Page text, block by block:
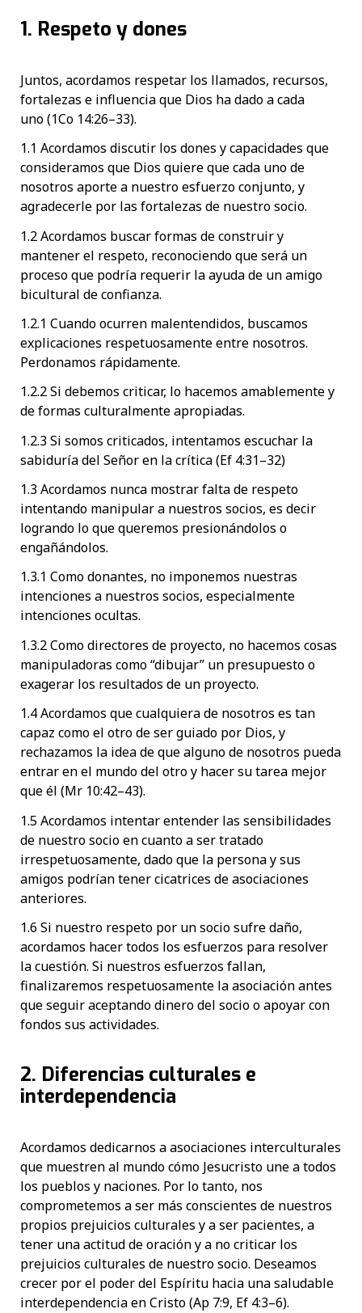
1. Respeto y dones
Juntos, acordamos respetar los llamados, recursos,
fortalezas e influencia que Dios ha dado a cada
uno (1Co 14:26–33).
1.1 Acordamos discutir los dones y capacidades que
consideramos que Dios quiere que cada uno de
nosotros aporte a nuestro esfuerzo conjunto, y
agradecerle por las fortalezas de nuestro socio.
1.2 Acordamos buscar formas de construir y
mantener el respeto, reconociendo que será un
proceso que podría requerir la ayuda de un amigo
bicultural de confianza.
1.2.1 Cuando ocurren malentendidos, buscamos
explicaciones respetuosamente entre nosotros.
Perdonamos rápidamente.
1.2.2 Si debemos criticar, lo hacemos amablemente y
de formas culturalmente apropiadas.
1.2.3 Si somos criticados, intentamos escuchar la
sabiduría del Señor en la crítica (Ef 4:31–32)
1.3 Acordamos nunca mostrar falta de respeto
intentando manipular a nuestros socios, es decir
logrando lo que queremos presionándolos o
engañándolos.
1.3.1 Como donantes, no imponemos nuestras
intenciones a nuestros socios, especialmente
intenciones ocultas.
1.3.2 Como directores de proyecto, no hacemos cosas
manipuladoras como “dibujar” un presupuesto o
exagerar los resultados de un proyecto.
1.4 Acordamos que cualquiera de nosotros es tan
capaz como el otro de ser guiado por Dios, y
rechazamos la idea de que alguno de nosotros pueda
entrar en el mundo del otro y hacer su tarea mejor
que él (Mr 10:42–43).
1.5 Acordamos intentar entender las sensibilidades
de nuestro socio en cuanto a ser tratado
irrespetuosamente, dado que la persona y sus
amigos podrían tener cicatrices de asociaciones
anteriores.
1.6 Si nuestro respeto por un socio sufre daño,
acordamos hacer todos los esfuerzos para resolver
la cuestión. Si nuestros esfuerzos fallan,
finalizaremos respetuosamente la asociación antes
que seguir aceptando dinero del socio o apoyar con
fondos sus actividades.
2. Diferencias culturales e
interdependencia
Acordamos dedicarnos a asociaciones interculturales
que muestren al mundo cómo Jesucristo une a todos
los pueblos y naciones. Por lo tanto, nos
comprometemos a ser más conscientes de nuestros
propios prejuicios culturales y a ser pacientes, a
tener una actitud de oración y a no criticar los
prejuicios culturales de nuestro socio. Deseamos
crecer por el poder del Espíritu hacia una saludable
interdependencia en Cristo (Ap 7:9, Ef 4:3–6).